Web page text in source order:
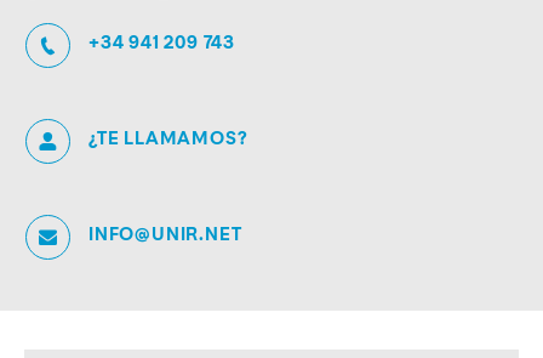
+34 941 209 743
¿TE LLAMAMOS?
INFO@UNIR.NET